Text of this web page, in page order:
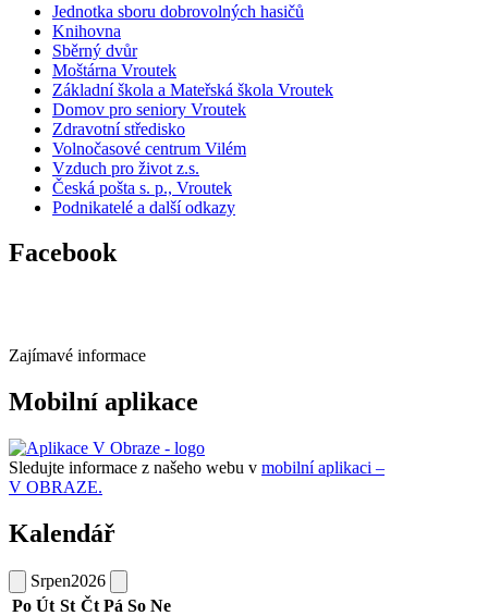
Jednotka sboru dobrovolných hasičů
Knihovna
Sběrný dvůr
Moštárna Vroutek
Základní škola a Mateřská škola Vroutek
Domov pro seniory Vroutek
Zdravotní středisko
Volnočasové centrum Vilém
Vzduch pro život z.s.
Česká pošta s. p., Vroutek
Podnikatelé a další odkazy
Facebook
Zajímavé informace
Mobilní aplikace
Sledujte informace z našeho webu v mobilní aplikaci –
V OBRAZE.
Kalendář
Srpen2026
Po Út St Čt Pá So Ne